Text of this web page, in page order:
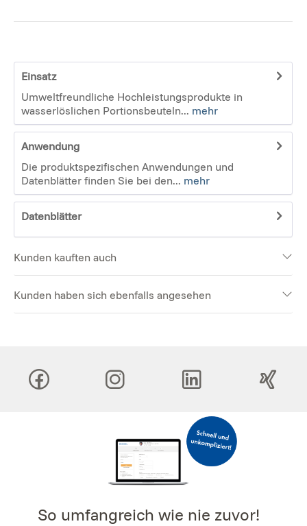
Einsatz
Umweltfreundliche Hochleistungsprodukte in
wasserlöslichen Portionsbeuteln... mehr
Anwendung
Die produktspezifischen Anwendungen und
Datenblätter finden Sie bei den... mehr
Datenblätter
Kunden kauften auch
Kunden haben sich ebenfalls angesehen
So umfangreich wie nie zuvor!